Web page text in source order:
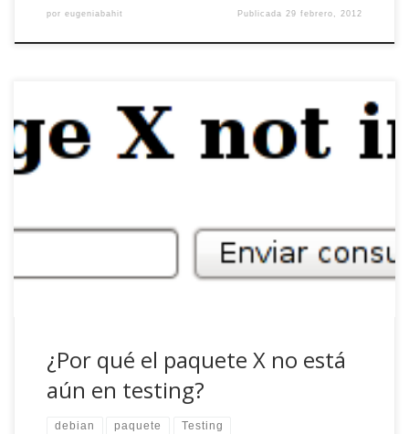
por eugeniabahit Publicada 29 febrero, 2012
Si sois de los que vivís en testing buscando el fino
vez ¿por qué el paquete X no está aún en testing?
¿Por qué el paquete X no está
aún en testing?
debian paquete Testing